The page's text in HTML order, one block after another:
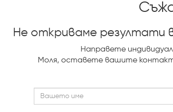
Не откриваме резултати
Направете
Mоля, оставете вашите